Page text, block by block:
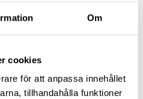
Om
cookies
för att anpassa innehållet
tillhandahålla funktioner
16.00
och det bjuds på fika under